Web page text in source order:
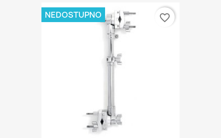
NEDOSTUPNO favorite_border